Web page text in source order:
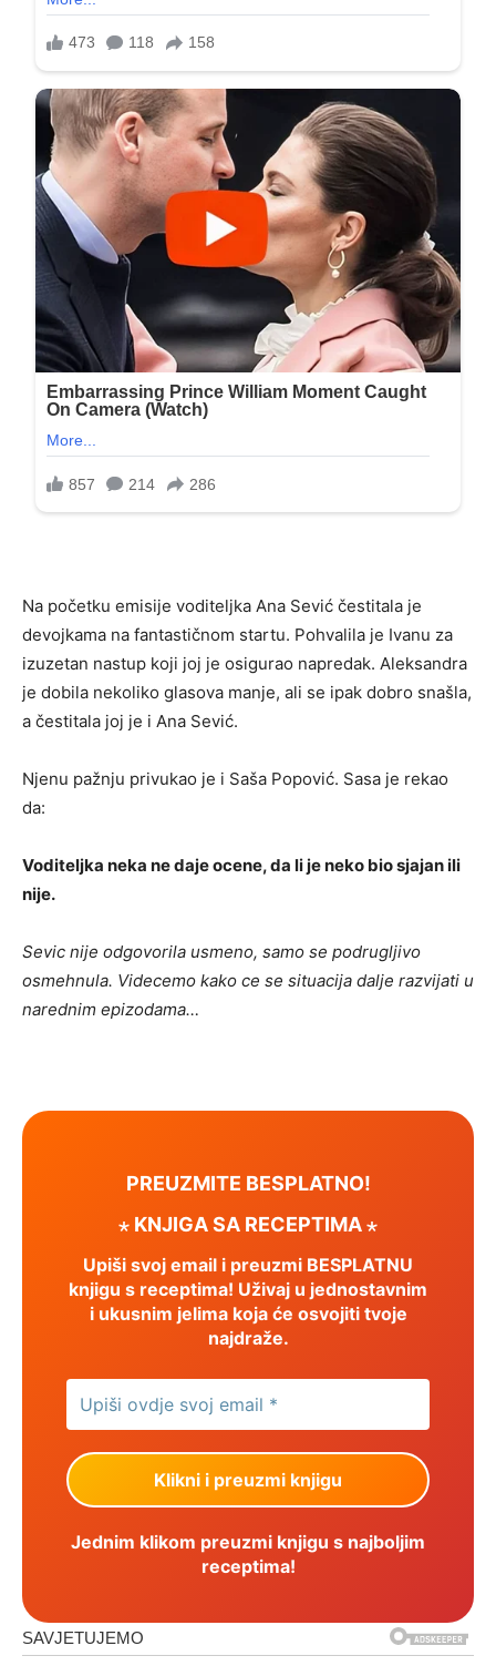
Na početku emisije voditeljka Ana Sević čestitala je
devojkama na fantastičnom startu. Pohvalila je Ivanu za
izuzetan nastup koji joj je osigurao napredak. Aleksandra
je dobila nekoliko glasova manje, ali se ipak dobro snašla,
a čestitala joj je i Ana Sević.
Njenu pažnju privukao je i Saša Popović. Sasa je rekao
da:
Voditeljka neka ne daje ocene, da li je neko bio sjajan ili
nije.
Sevic nije odgovorila usmeno, samo se podrugljivo
osmehnula. Videcemo kako ce se situacija dalje razvijati u
narednim epizodama…
PREUZMITE BESPLATNO!
⋆ KNJIGA SA RECEPTIMA ⋆
Upiši svoj email i preuzmi BESPLATNU
knjigu s receptima! Uživaj u jednostavnim
i ukusnim jelima koja će osvojiti tvoje
najdraže.
Jednim klikom preuzmi knjigu s najboljim
receptima!